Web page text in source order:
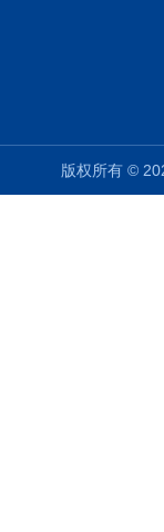
版权所有 ©